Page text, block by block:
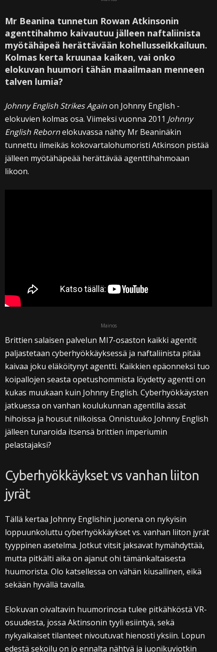
Mr Beanina tunnetun Rowan Atkinsonin
agenttihahmo kaivautuu jälleen naftaliinista
myötähäpeä herättävään kohellusseikkailuun.
Kolmas kerta kruunaa kaiken, vai onko
elokuvan huumori tähän maailmaan menneen
talven lumia?
Johnny English Strikes Againon Johnny English -
elokuvien kolmas osa. Viimeksi vuonna 2011 Johnny
English Rebornelokuvassa nähty Mr Beaninäkin
tunnettu ilmeikäs kokovartalohumoristi Atkinson pistää
jälleen myötähäpeää herättävää agenttihahmoaan
likoon.
Mainos
Brittien salaisen palvelun MI7-osaston kaikki agentit
paljastetaan cyberhyökkäyksessä ja naftaliinista pitää
kaivaa joku eläköitynyt agentti. Kaikkien epäonneksi tuo
koipallojen seasta opetushommista löydetty agentti on
kukas muukaan kuin Johnny English. Cyberhyökkäysten
jatkuessa on vanhan koulukunnan agentilla ässät
hihoissa ja housut nilkoissa. Onnistuuko Johnny English
jälleen tunaroida itsensä brittien imperiumin
pelastajaksi?
Cyberhyökkäykset vs vanhan liiton
jyrät
Tällä kertaa Johnny Englishin juonena on nykyisin
loppuunkoluttu cyberhyökkäykset vs. vanhan liiton jyrät
tyyppinen asetelma. Jotkut vitsit jaksavat hymähdyttää,
mutta pitkälti aika on ajanut ohi tämänkaltaisesta
huumorista. Olo katsellessa on vähän kiusallinen, eikä
sekään hyvällä tavalla.
Elokuvan oivaltavin huumorinosa tulee pitkähköstä VR-
osuudesta, jossa Aktinsonin tyyli esiintyä, sekä
nykyaikaiset tilanteet nivoutuvat hienosti yksiin. Lopun
edestä sekoilu on jo ennalta nähtyä ja juonikuviotkin